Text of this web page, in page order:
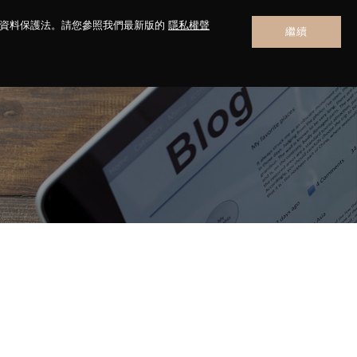
料保護法。請您參照我們最新版的 隱私權聲
繼續
聯絡我們